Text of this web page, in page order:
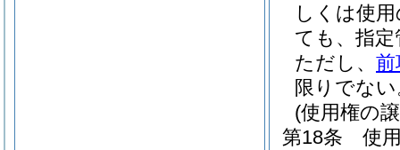
しくは使
ても、指
ただし、 前
限りでな
(使用権の
第18条
使